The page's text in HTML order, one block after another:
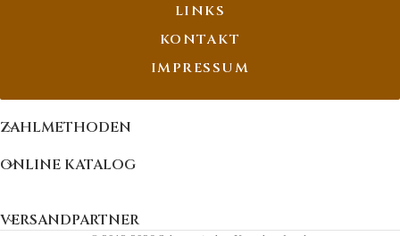
LINKS
KONTAKT
IMPRESSUM
ZAHLMETHODEN
ONLINE KATALOG
VERSANDPARTNER